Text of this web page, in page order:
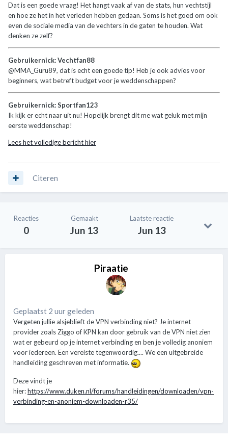
Dat is een goede vraag! Het hangt vaak af van de stats, hun vechtstijl
en hoe ze het in het verleden hebben gedaan. Soms is het goed om ook
even de sociale media van de vechters in de gaten te houden. Wat
denken ze zelf?
Gebruikernick: Vechtfan88
@MMA_Guru89, dat is echt een goede tip! Heb je ook advies voor
beginners, wat betreft budget voor je weddenschappen?
Gebruikernick: Sportfan123
Ik kijk er echt naar uit nu! Hopelijk brengt dit me wat geluk met mijn
eerste weddenschap!
Lees het volledige bericht hier
Citeren
Reacties
0
Gemaakt
Jun 13
Laatste reactie
Jun 13
Piraatje
Geplaatst 2 uur geleden
Vergeten jullie alsjeblieft de VPN verbinding niet? Je internet
provider zoals Ziggo of KPN kan door gebruik van de VPN niet zien
wat er gebeurd op je internet verbinding en ben je volledig anoniem
voor iedereen. Een vereiste tegenwoordig.... We een uitgebreide
handleiding geschreven met informatie.
Deze vindt je
hier:https://www.duken.nl/forums/handleidingen/downloaden/vpn-
verbinding-en-anoniem-downloaden-r35/